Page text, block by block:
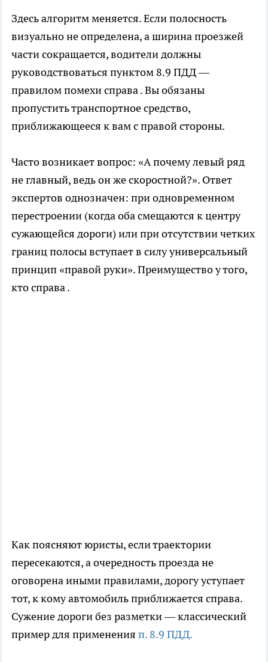
Здесь алгоритм меняется. Если полосность
визуально не определена, а ширина проезжей
части сокращается, водители должны
руководствоваться пунктом 8.9 ПДД —
правилом помехи справа . Вы обязаны
пропустить транспортное средство,
приближающееся к вам с правой стороны.
Часто возникает вопрос: «А почему левый ряд
не главный, ведь он же скоростной?». Ответ
экспертов однозначен: при одновременном
перестроении (когда оба смещаются к центру
сужающейся дороги) или при отсутствии четких
границ полосы вступает в силу универсальный
принцип «правой руки». Преимущество у того,
кто справа .
Как поясняют юристы, если траектории
пересекаются, а очередность проезда не
оговорена иными правилами, дорогу уступает
тот, к кому автомобиль приближается справа.
Сужение дороги без разметки — классический
пример для применения п. 8.9 ПДД.